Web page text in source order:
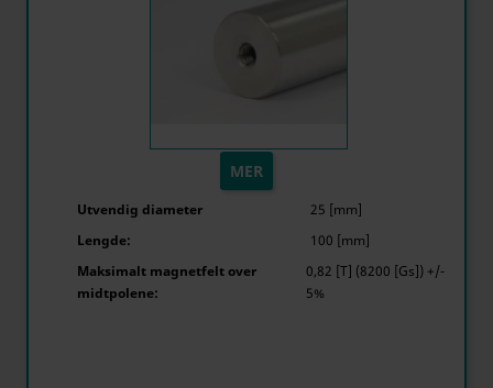
MER
Utvendig diameter
25 [mm]
Lengde:
100 [mm]
Maksimalt magnetfelt over
midtpolene:
0,82 [T] (8200 [Gs]) +/-
5%